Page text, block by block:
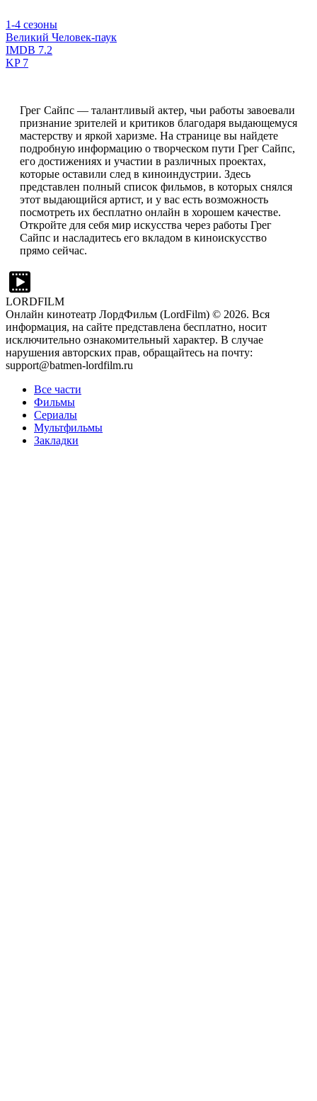
1-4 сезоны
Великий Человек-паук
IMDB 7.2
KP7
Грег Сайпс — талантливый актер, чьи работы завоевали
признание зрителей и критиков благодаря выдающемуся
мастерству и яркой харизме. На странице вы найдете
подробную информацию о творческом пути Грег Сайпс,
его достижениях и участии в различных проектах,
которые оставили след в киноиндустрии. Здесь
представлен полный список фильмов, в которых снялся
этот выдающийся артист, и у вас есть возможность
посмотреть их бесплатно онлайн в хорошем качестве.
Откройте для себя мир искусства через работы Грег
Сайпс и насладитесь его вкладом в киноискусство
прямо сейчас.
LORDFILM
Онлайн кинотеатр ЛордФильм (LordFilm) © 2026. Вся
информация, на сайте представлена бесплатно, носит
исключительно ознакомительный характер. В случае
нарушения авторских прав, обращайтесь на почту:
support@batmen-lordfilm.ru
Все части
Фильмы
Сериалы
Мультфильмы
Закладки